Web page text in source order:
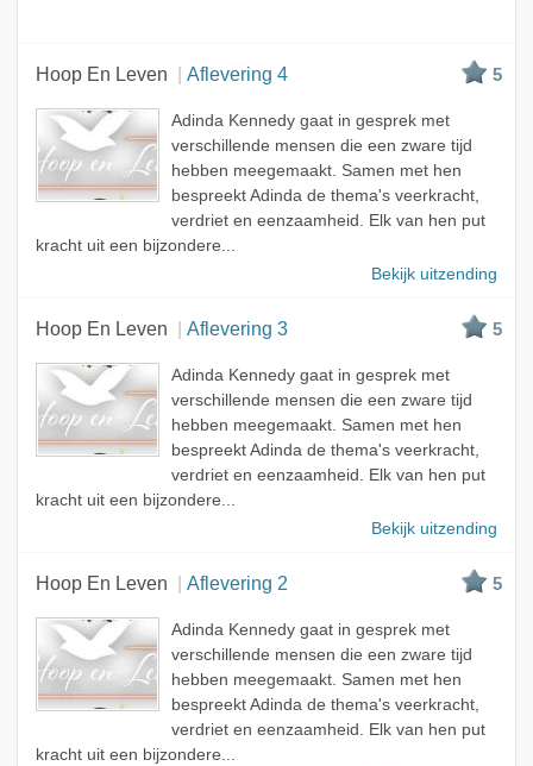
Hoop En Leven Aflevering 4 5
Adinda Kennedy gaat in gesprek met
verschillende mensen die een zware tijd
hebben meegemaakt. Samen met hen
bespreekt Adinda de thema's veerkracht,
verdriet en eenzaamheid. Elk van hen put
kracht uit een bijzondere...
Bekijk uitzending
Hoop En Leven Aflevering 3 5
Adinda Kennedy gaat in gesprek met
verschillende mensen die een zware tijd
hebben meegemaakt. Samen met hen
bespreekt Adinda de thema's veerkracht,
verdriet en eenzaamheid. Elk van hen put
kracht uit een bijzondere...
Bekijk uitzending
Hoop En Leven Aflevering 2 5
Adinda Kennedy gaat in gesprek met
verschillende mensen die een zware tijd
hebben meegemaakt. Samen met hen
bespreekt Adinda de thema's veerkracht,
verdriet en eenzaamheid. Elk van hen put
kracht uit een bijzondere...